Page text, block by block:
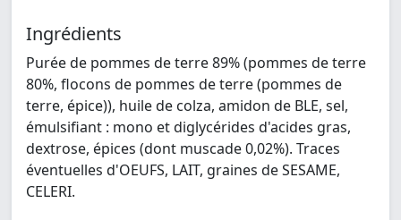
Ingrédients
Purée de pommes de terre 89% (pommes de terre
80%, flocons de pommes de terre (pommes de
terre, épice)), huile de colza, amidon de BLE, sel,
émulsifiant : mono et diglycérides d'acides gras,
dextrose, épices (dont muscade 0,02%). Traces
éventuelles d'OEUFS, LAIT, graines de SESAME,
CELERI.